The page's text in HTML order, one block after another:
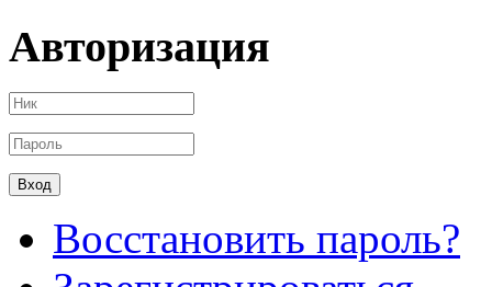
Авторизация
Восстановить пароль?